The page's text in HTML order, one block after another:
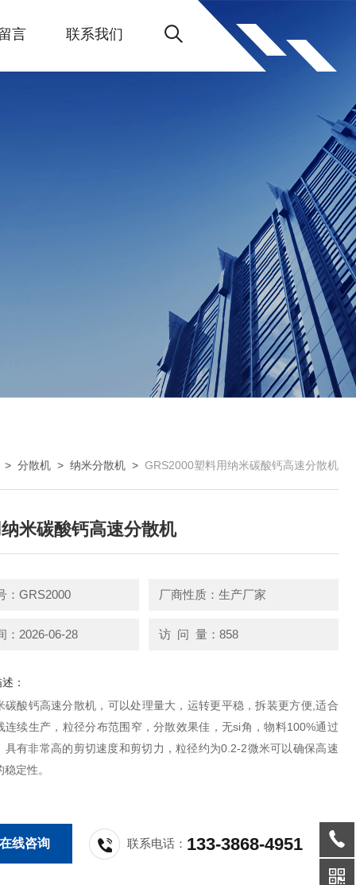
言 联系我们
分散机 > 纳米分散机 > GRS2000塑料用纳米碳酸钙高速分散机
米碳酸钙高速分散机
：GRS2000 厂商性质：生产厂家
：2026-06-28 访 问 量：858
：
碳酸钙高速分散机，可以处理量大，运转更平稳，拆装更方便,适合
连续生产，粒径分布范围窄，分散效果佳，无si角，物料100%通过
具有非常高的剪切速度和剪切力，粒径约为0.2-2微米可以确保高速
定性。
线咨询 联系电话： 133-3868-4951